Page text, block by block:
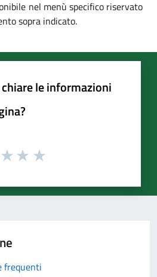
nel menù specifico riservato
sopra indicato.
le informazioni
frequenti